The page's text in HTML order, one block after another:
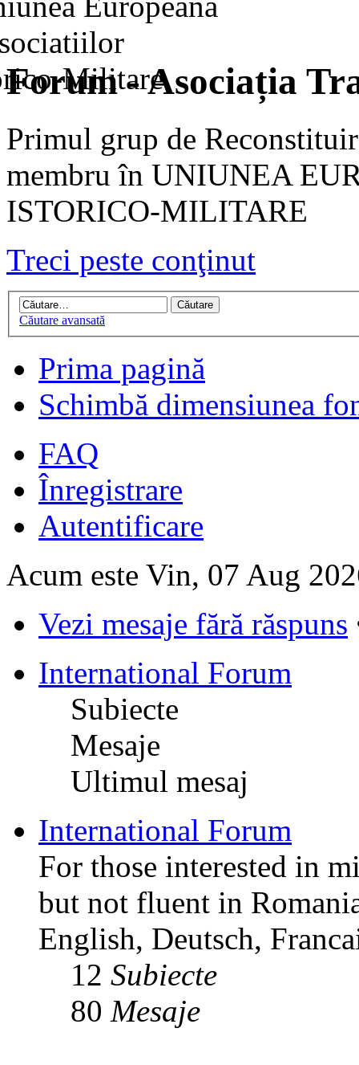
Forum - Asociația
Primul grup de
membru în UNIUNEA
ISTORICO-MILITARE
Treci peste conţinut
Căutare avansată
Prima pagină
Schimbă dimensiunea
FAQ
Înregistrare
Autentificare
Acum este Vin, 07 Aug
Vezi mesaje fără răspuns
International Forum
Subiecte
Mesaje
Ultimul mesaj
International Forum
For those interested in
but not fluent in
English, Deutsch,
12 Subiecte
80 Mesaje